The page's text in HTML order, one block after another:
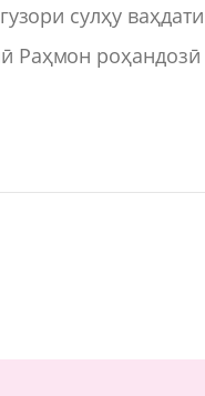
сулҳу ваҳдати
Раҳмон роҳандозӣ